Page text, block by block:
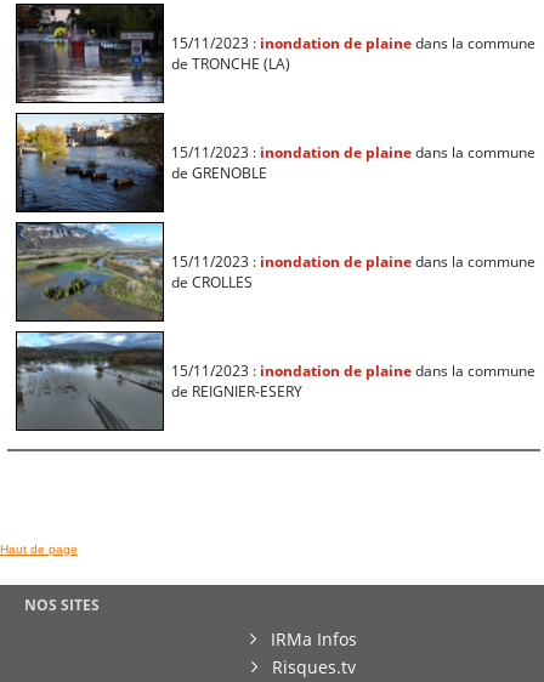
15/11/2023 : inondation de plainedans la commune
de TRONCHE (LA)
15/11/2023 : inondation de plainedans la commune
de GRENOBLE
15/11/2023 : inondation de plainedans la commune
de CROLLES
15/11/2023 : inondation de plainedans la commune
de REIGNIER-ESERY
Haut de page
NOS SITES
IRMa Infos
Risques.tv